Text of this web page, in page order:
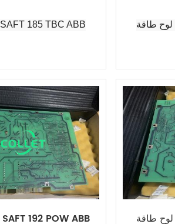
لوح طاقة SAFT 185 TBC ABB
لوحة طاقة SAFT 192 POW ABB